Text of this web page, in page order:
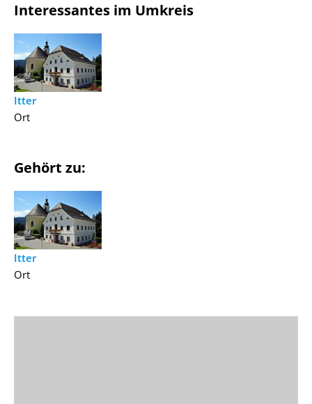
Interessantes im Umkreis
Itter
Ort
Gehört zu:
Itter
Ort